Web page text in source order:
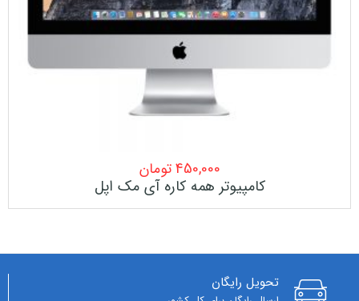
450,000تومان
کامپیوتر همه کاره آی مک اپل
تحویل رایگان